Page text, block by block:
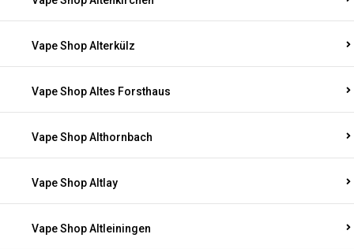
Vape Shop Alterkülz
Vape Shop Altes Forsthaus
Vape Shop Althornbach
Vape Shop Altlay
Vape Shop Altleiningen